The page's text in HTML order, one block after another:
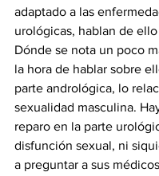
adaptado a las
urológicas, hablan de
Dónde se nota un poco
la hora de hablar sobre
parte andrológica, lo
sexualidad masculina.
reparo en la parte
disfunción sexual, ni
a preguntar a sus